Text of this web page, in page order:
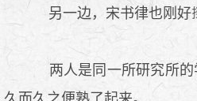
另一边，宋书律也刚好
两人是同一所研究所的